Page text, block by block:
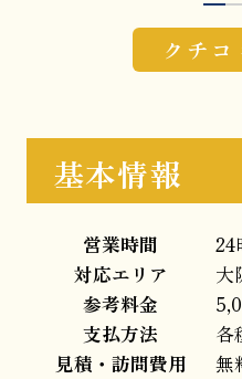
クチコ
基本情報
営業時間
24
対応エリア
大
参考料金
支払方法
各
見積・訪問費用
無